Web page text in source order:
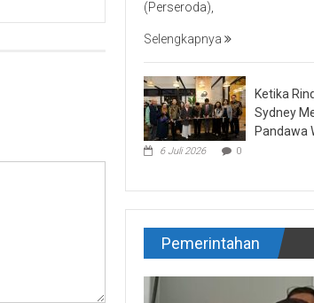
(Perseroda),
Selengkapnya
Ketika
Sydney
Pandawa
6 Juli 2026 0
Pemerintahan